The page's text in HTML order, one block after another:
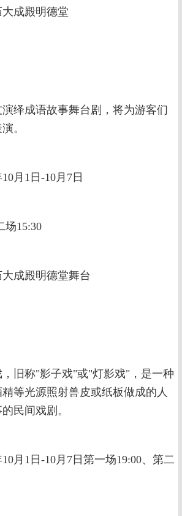
成殿明德堂
绎成语故事舞台剧，将为游客们
。
月1日-10月7日
场15:30
成殿明德堂舞台
旧称"影子戏"或"灯影戏"，是一种
等光源照射兽皮或纸板做成的人
民间戏剧。
月1日-10月7日第一场19:00、第二